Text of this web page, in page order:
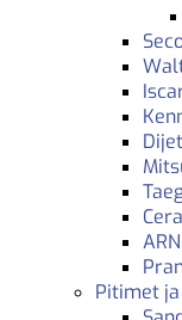
Pitimet